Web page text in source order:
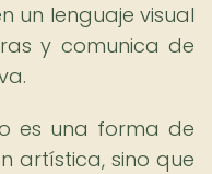
un lenguaje visual
y comunica de
es una forma de
artística, sino que